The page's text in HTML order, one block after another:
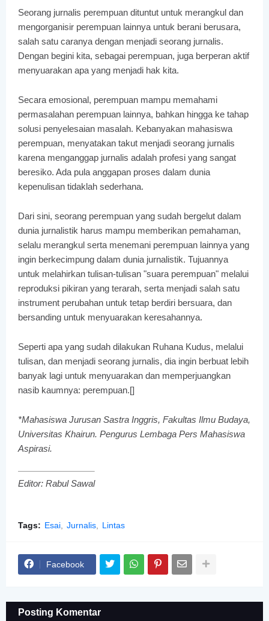
Seorang jurnalis perempuan dituntut untuk merangkul dan
mengorganisir perempuan lainnya untuk berani berusara,
salah satu caranya dengan menjadi seorang jurnalis.
Dengan begini kita, sebagai perempuan, juga berperan aktif
menyuarakan apa yang menjadi hak kita.
Secara emosional, perempuan mampu memahami
permasalahan perempuan lainnya, bahkan hingga ke tahap
solusi penyelesaian masalah. Kebanyakan mahasiswa
perempuan, menyatakan takut menjadi seorang jurnalis
karena menganggap jurnalis adalah profesi yang sangat
beresiko. Ada pula anggapan proses dalam dunia
kepenulisan tidaklah sederhana.
Dari sini, seorang perempuan yang sudah bergelut dalam
dunia jurnalistik harus mampu memberikan pemahaman,
selalu merangkul serta menemani perempuan lainnya yang
ingin berkecimpung dalam dunia jurnalistik. Tujuannya
untuk melahirkan tulisan-tulisan "suara perempuan" melalui
reproduksi pikiran yang terarah, serta menjadi salah satu
instrument perubahan untuk tetap berdiri bersuara, dan
bersanding untuk menyuarakan keresahannya.
Seperti apa yang sudah dilakukan Ruhana Kudus, melalui
tulisan, dan menjadi seorang jurnalis, dia ingin berbuat lebih
banyak lagi untuk menyuarakan dan memperjuangkan
nasib kaumnya: perempuan.[]
*Mahasiswa Jurusan Sastra Inggris, Fakultas Ilmu Budaya,
Universitas Khairun. Pengurus Lembaga Pers Mahasiswa
Aspirasi.
Editor: Rabul Sawal
Tags: Esai Jurnalis Lintas
Facebook
Posting Komentar